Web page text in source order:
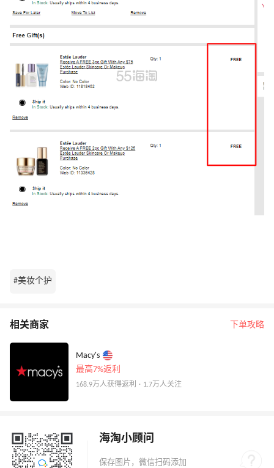
#美妆个护
相关商家 下单攻略
Macy's
最高7%返利
168.9万人获得返利 · 1.7万人关注
海淘小顾问